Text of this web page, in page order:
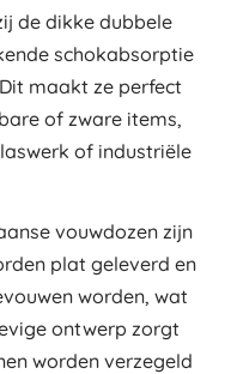
de dikke dubbele
schokabsorptie
maakt ze perfect
of zware items,
of industriële
vouwdozen zijn
plat geleverd en
worden, wat
ontwerp zorgt
worden verzegeld